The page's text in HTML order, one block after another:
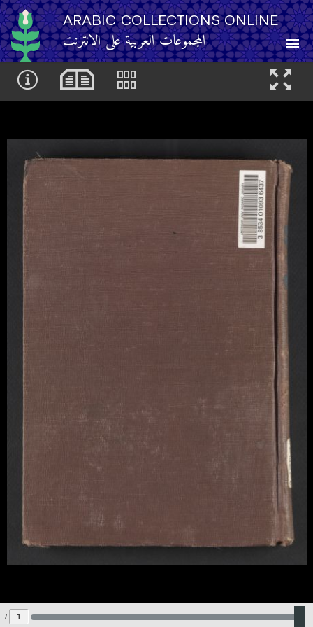
ARABIC COLLECTIONS ONLINE
المجموعات العربية على الانترنت
About
Browse
Browse by Category
Search